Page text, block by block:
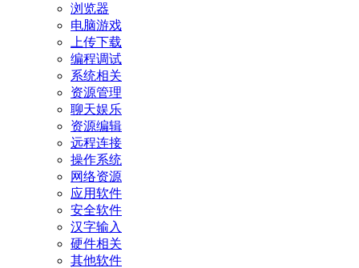
浏览器
电脑游戏
上传下载
编程调试
系统相关
资源管理
聊天娱乐
资源编辑
远程连接
操作系统
网络资源
应用软件
安全软件
汉字输入
硬件相关
其他软件